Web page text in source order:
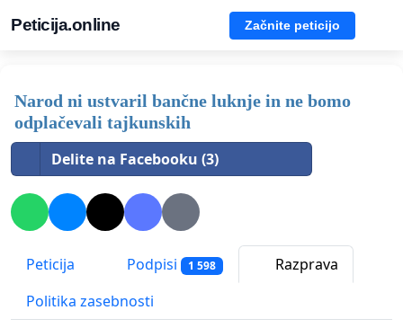
Peticija.online Začnite peticijo
Narod ni ustvaril bančne luknje in ne bomo
odplačevali tajkunskih
Delite na Facebooku (3)
Peticija Podpisi 1 598
Razprava
Politika zasebnosti